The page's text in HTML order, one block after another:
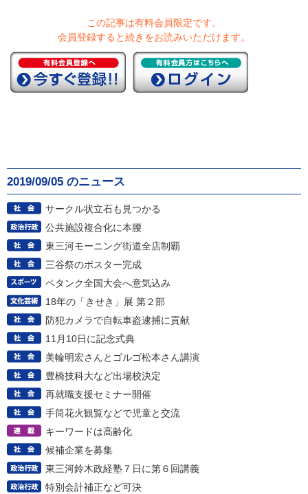
この記事は有料会員限定です。
会員登録すると続きをお読みいただけます。
2019/09/05 のニュース
サークル状立石も見つかる
公共施設複合化に本腰
東三河モーニング街道全店制覇
三谷祭のポスター完成
ペタンク全国大会へ意気込み
18年の「きせき」展 第２部
防犯カメラで自転車盗逮捕に貢献
11月10日に記念式典
美輪明宏さんとゴルゴ松本さん講演
豊橋技科大など出場校決定
再就職支援セミナー開催
手筒花火観覧などで児童と交流
キーワードは高齢化
候補企業を募集
東三河鈴木政経塾７日に第６回講義
特別会計補正など可決